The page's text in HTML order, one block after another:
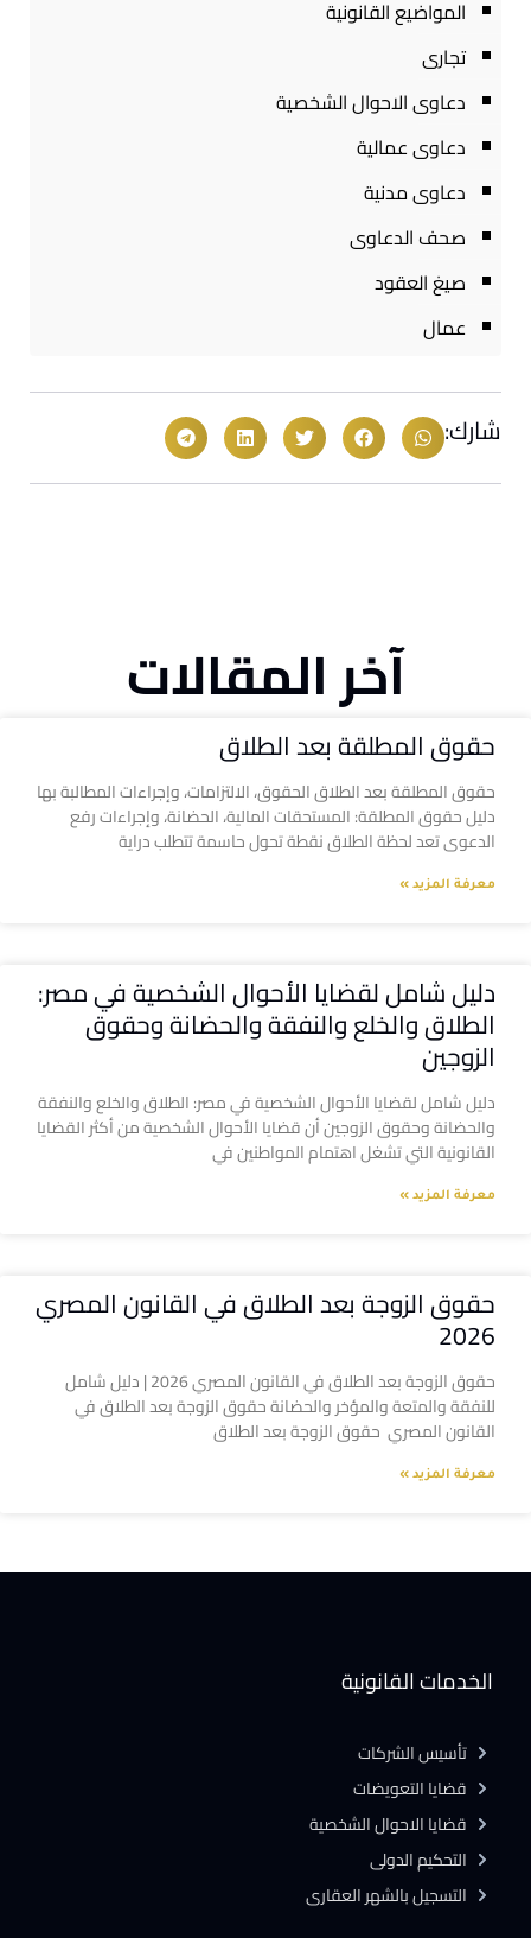
المواضيع القانونية
تجارى
دعاوى الاحوال الشخصية
دعاوى عمالية
دعاوى مدنية
صحف الدعاوى
صيغ العقود
عمال
شارك:
آخر المقالات
حقوق المطلقة بعد الطلاق
حقوق المطلقة بعد الطلاق الحقوق، الالتزامات، وإجراءات المطالبة بها
دليل حقوق المطلقة: المستحقات المالية، الحضانة، وإجراءات رفع
الدعوى تعد لحظة الطلاق نقطة تحول حاسمة تتطلب دراية
معرفة المزيد »
دليل شامل لقضايا الأحوال الشخصية في مصر:
الطلاق والخلع والنفقة والحضانة وحقوق
الزوجين
دليل شامل لقضايا الأحوال الشخصية في مصر: الطلاق والخلع والنفقة
والحضانة وحقوق الزوجين أن قضايا الأحوال الشخصية من أكثر القضايا
القانونية التي تشغل اهتمام المواطنين في
معرفة المزيد »
حقوق الزوجة بعد الطلاق في القانون المصري
2026
حقوق الزوجة بعد الطلاق في القانون المصري 2026 | دليل شامل
للنفقة والمتعة والمؤخر والحضانة حقوق الزوجة بعد الطلاق في
القانون المصري حقوق الزوجة بعد الطلاق
معرفة المزيد »
الخدمات القانونية
تأسيس الشركات
قضايا التعويضات
قضايا الاحوال الشخصية
التحكيم الدولى
التسجيل بالشهر العقارى